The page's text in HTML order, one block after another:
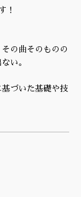
！
の曲そのものの
い。
づいた基礎や技